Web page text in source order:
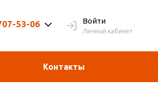
53-06 Войти
Личный кабинет
Контакты